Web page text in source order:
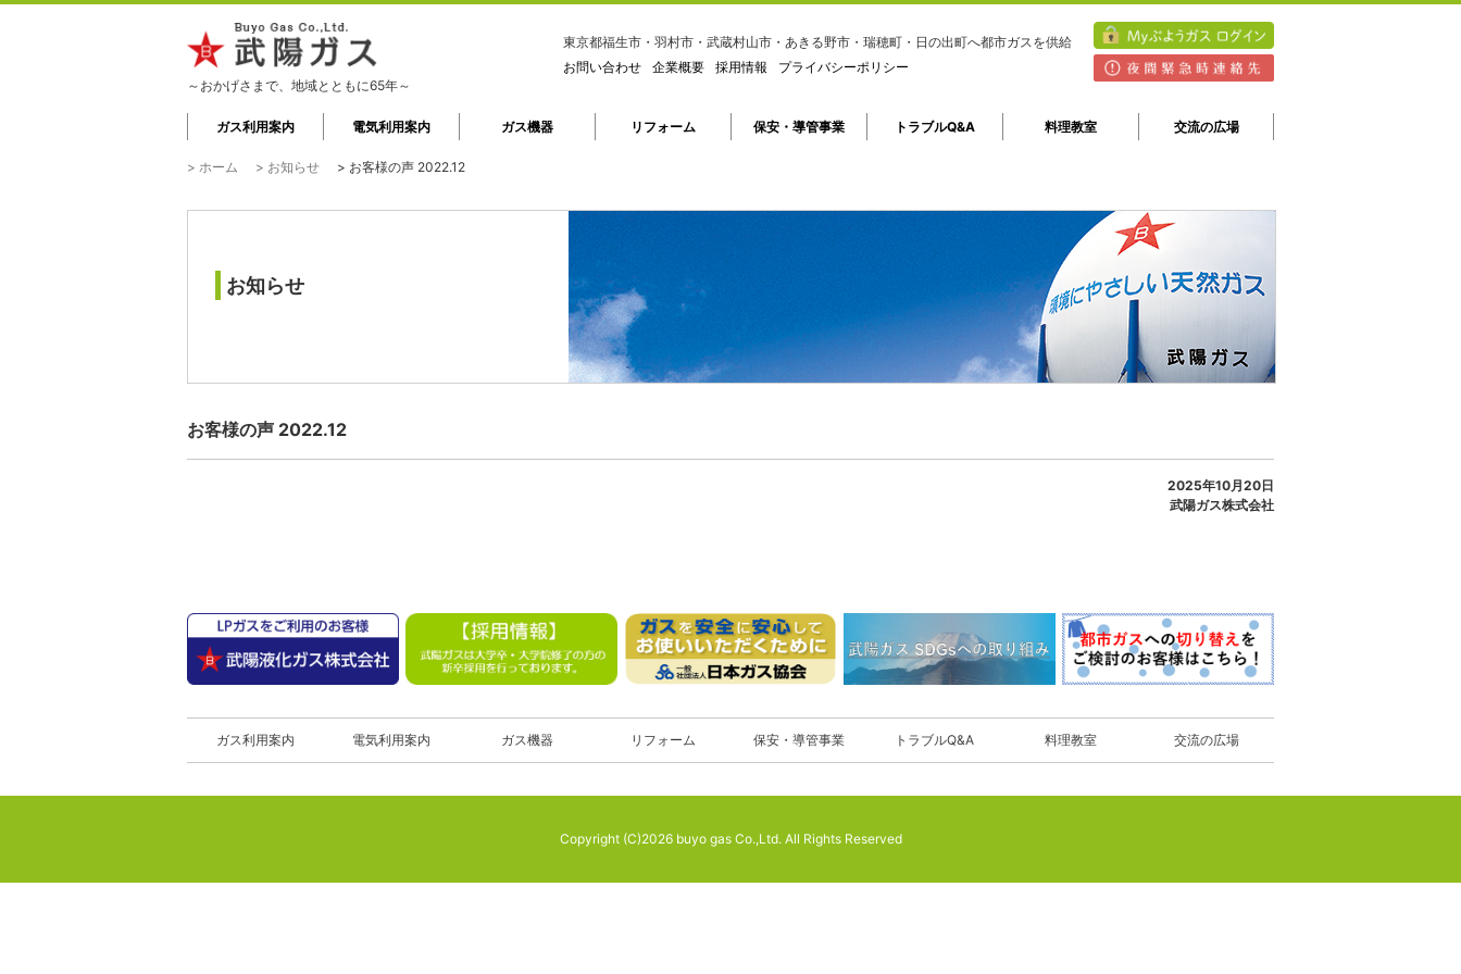
～おかげさまで、地域とともに65年～
東京都福生市・羽村市・武蔵村山市・あきる野市・瑞穂町・日の出町へ都市ガスを供給
お問い合わせ
企業概要 採用情報 プライバシーポリシー
ガス利用案内 電気利用案内 ガス機器 リフォーム 保安・導管事業 トラブルQ&A 料理教室 交流の広場
> ホーム > お知らせ > お客様の声 2022.12
お知らせ
お客様の声 2022.12
2025年10月20日
武陽ガス株式会社
ガス利用案内 電気利用案内 ガス機器 リフォーム 保安・導管事業 トラブルQ&A 料理教室 交流の広場
Copyright (C)2026 buyo gas Co.,Ltd. All Rights Reserved